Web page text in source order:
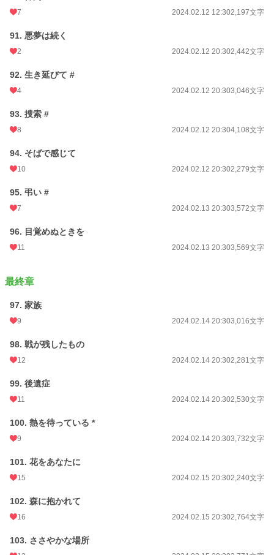
7 2024.02.12 12:302,197文字
91. 悪夢は続く
2 2024.02.12 20:302,442文字
92. 生き延びて #
4 2024.02.12 20:303,046文字
93. 捜索 #
8 2024.02.12 20:304,108文字
94. そばで感じて
10 2024.02.12 20:302,279文字
95. 弔い #
7 2024.02.13 20:303,572文字
96. 目覚めぬときを
11 2024.02.13 20:303,569文字
最終章
97. 家族
9 2024.02.14 20:303,016文字
98. 戦が残したもの
12 2024.02.14 20:302,281文字
99. 後遺症
11 2024.02.14 20:302,530文字
100. 熱を待っている *
9 2024.02.14 20:303,732文字
101. 花をあなたに
15 2024.02.15 20:302,240文字
102. 森に抱かれて
16 2024.02.15 20:302,764文字
103. ささやかな場所